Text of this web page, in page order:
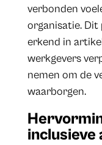
verbonden
organisatie.
erkend in
werkgevers
nemen om de
waarborgen.